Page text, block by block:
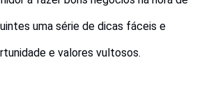
uma série de dicas fáceis e
e valores vultosos.